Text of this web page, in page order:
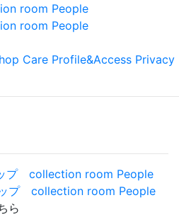
Care Profile&Access Privacy
ら